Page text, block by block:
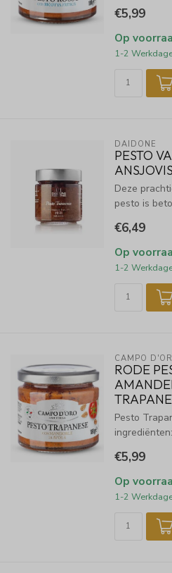
€5,99
Op
1-2
DAIDONE
PESTO
Deze
pesto is
€6,49
Op
1-2
CAMPO
RODE
Pesto
€5,99
Op
1-2